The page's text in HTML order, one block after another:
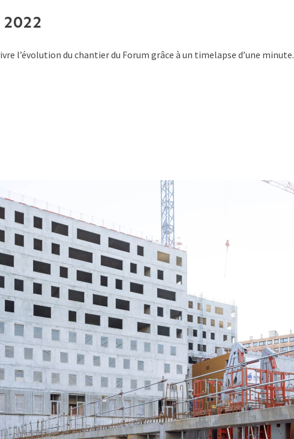
l’évolution du chantier du Forum grâce à un timelapse d’une minute.